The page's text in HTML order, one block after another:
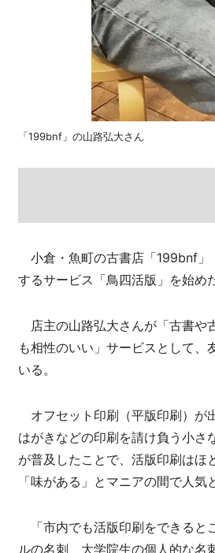
「199bnf」の山路弘大さん
小倉・魚町の古書店「199bnf」
するサービス「鳥四活版」を始めた
店主の山路弘大さんが「古書や
も相性のいい」サービスとして
いる。
オフセット印刷（平版印刷）が
はがきなどの印刷を請け負う小さ
が普及したことで、活版印刷はほ
「味がある」とマニアの間で人気
「市内でも活版印刷をできると
ルの名刺、大学院生の個人的な名